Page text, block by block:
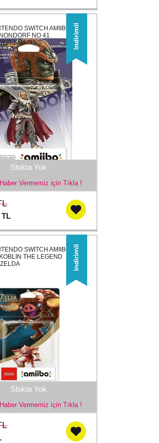
Stokta Yok
Vermemiz için Tıkla !
SWITCH AMIIBO
NO 41
SMASH
TL
Stokta Yok
Vermemiz için Tıkla !
SWITCH AMIIBO
THE LEGEND